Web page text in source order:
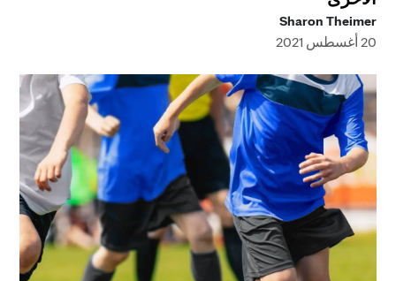
Sharon Theimer
20 أغسطس 2021